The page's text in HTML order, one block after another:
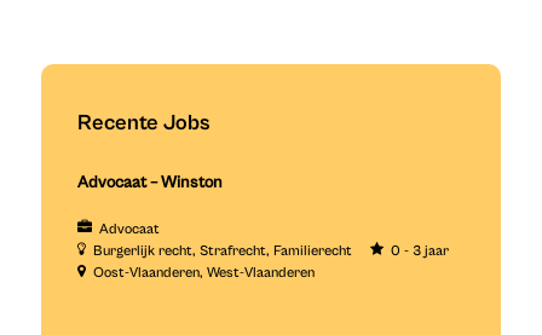
Recente Jobs
Advocaat – Winston
Advocaat
Burgerlijk recht Strafrecht Familierecht
0 - 3 jaar
Oost-Vlaanderen West-Vlaanderen